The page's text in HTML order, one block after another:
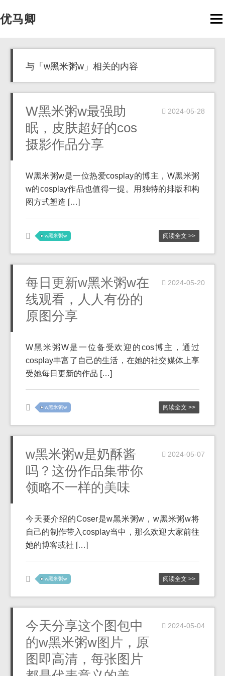
优马卿
与「w黑米粥w」相关的内容
W黑米粥w最强助
眠，皮肤超好的cos
摄影作品分享
2024-05-28
W黑米粥w是一位热爱cosplay的博主，W黑米粥
w的cosplay作品也值得一提。用独特的排版和构
图方式塑造 […]
w黑米粥w 阅读全文 >>
每日更新w黑米粥w在
线观看，人人有份的
原图分享
2024-05-20
W黑米粥W是一位备受欢迎的cos博主，通过
cosplay丰富了自己的生活，在她的社交媒体上享
受她每日更新的作品 […]
w黑米粥w 阅读全文 >>
w黑米粥w是奶酥酱
吗？这份作品集带你
领略不一样的美味
2024-05-07
今天要介绍的Coser是w黑米粥w，w黑米粥w将
自己的制作带入cosplay当中，那么欢迎大家前往
她的博客或社 […]
w黑米粥w 阅读全文 >>
今天分享这个图包中
的w黑米粥w图片，原
图即高清，每张图片
2024-05-04